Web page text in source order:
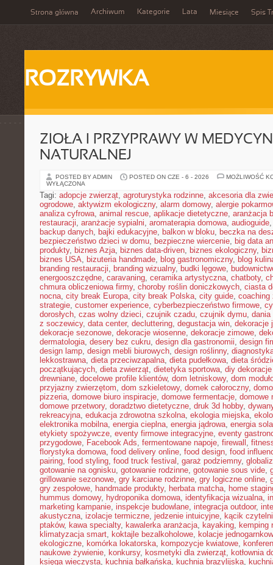
Strona główna Archiwum Kategorie Lata Miesiące Spis
ROZRYWKA
ZIOŁA I PRZYPRAWY W
NATURALNEJ
POSTED BY ADMIN POSTED ON CZE - 6 - 2026
MOŻLIWOŚĆ
WYŁĄCZONA
Tagi: adopcje zwierząt, agroturystyka rodzinne, akcesoria dla
ogrodowe, aktywizm ekologiczny, alarm domowy, alergie
analiza cyfrowa, animal rescue, aplikacje dietetyczne, aranżacja
restauracji, aranżacje sypialni, aromaterapia domowa, audioguide
backup danych, bajki edukacyjne, balkon w bloku, beczka na
bezpieczeństwo dzieci w domu, bezpieczne wiercenie, big data
produkty, biznes Azja, biznes data-driven, biznes ekologiczny,
biznes USA, bizuteria handmade, blog gastronomiczny, blog
branding restauracji, branding wizualny, budki lęgowe,
energooszczędne, caravaning, ceramika artystyczna, chatboty,
chmura obliczeniowa firmy, choroby roślin doniczkowych, ciasta
nocna, city break Europa, city break Polska, city guide, coaching
strategie, customer experience, cyberbezpieczeństwo firmowe,
dorosłych, czas wolny dzieci, czujnik czadu, czujnik dymu,
z soczewicy, data center, decluttering, degustacja win, dekoracje
dekoracje sezonowe, dekoracje wiosenne, dekoracje zimowe,
dermatologia, desery bez cukru, design dla gastronomii, design
design lamp, design mebli biurowych, design roślinny,
lekkostrawna, dieta przeciwzapalna, dieta pudełkowa, dieta
początkujących, dieta zwierząt, dietetyka sportowa, diy
drewniane, docelowe profile klientów, dom letniskowy, dom
przyjazny zwierzętom, dom szkieletowy, domek całoroczny,
pizzeria, domowe biuro inspiracje, domowe fermentacje, domowe
domowe przetwory, doradztwo dietetyczne, druk 3d hobby,
rekreacyjna, edukacja zdrowotna szkolna, ekologia miejska,
elektronika mobilna, energia cieplna, energia jądrowa, energia
etykiety spożywcze, eventy firmowe integracyjne, eventy
przygodowe, Facebook Ads, fermentowane napoje, firewall ,
florystyka domowa, food delivery online, food design, food
pairing, food styling, food truck festival , garaż podziemny,
gotowanie na ognisku, gotowanie rodzinne, gotowanie sous vide,
grillowanie sezonowe, gry karciane rodzinne, gry logiczne online,
gry zespołowe, handmade produkty, herbata matcha, home
hummus domowy, hydroponika domowa, identyfikacja wizualna,
marketing kampanie, inspekcje budowlane, integracja outdoor,
akustyczna, izolacje termiczne, jedzenie intuicyjne, kącik
ptaków, kawa specialty, kawalerka aranżacja, kayaking, kemping
klimatyzacja smart, koktajle bezalkoholowe, kolacje
ekologiczne, komórka lokatorska, kompozycje kwiatowe,
naukowe żywienie, konkursy, kosmetyki dla zwierząt, kotłownia
księga wieczysta, kuchnia bałkańska, kuchnia brazylijska,